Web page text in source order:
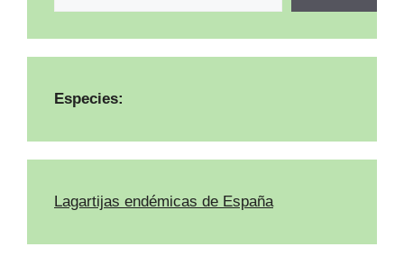
Especies:
Lagartijas endémicas de España